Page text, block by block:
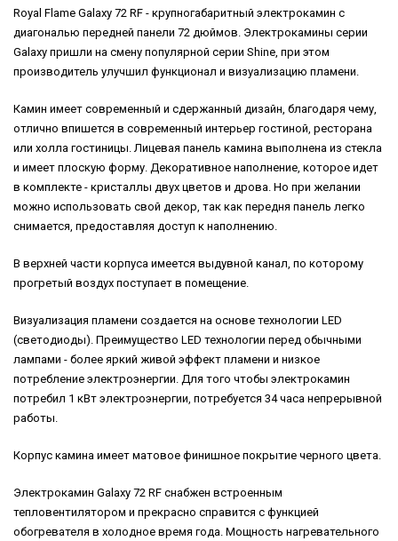
Royal Flame Galaxy 72 RF - крупногабаритный электрокамин с
диагональю передней панели 72 дюймов. Электрокамины серии
Galaxy пришли на смену популярной серии Shine, при этом
производитель улучшил функционал и визуализацию пламени.
Камин имеет современный и сдержанный дизайн, благодаря чему,
отлично впишется в современный интерьер гостиной, ресторана
или холла гостиницы. Лицевая панель камина выполнена из стекла
и имеет плоскую форму. Декоративное наполнение, которое идет
в комплекте - кристаллы двух цветов и дрова. Но при желании
можно использовать свой декор, так как передня панель легко
снимается, предоставляя доступ к наполнению.
В верхней части корпуса имеется выдувной канал, по которому
прогретый воздух поступает в помещение.
Визуализация пламени создается на основе технологии LED
(светодиоды). Преимущество LED технологии перед обычными
лампами - более яркий живой эффект пламени и низкое
потребление электроэнергии. Для того чтобы электрокамин
потребил 1 кВт электроэнергии, потребуется 34 часа непрерывной
работы.
Корпус камина имеет матовое финишное покрытие черного цвета.
Электрокамин Galaxy 72 RF снабжен встроенным
тепловентилятором и прекрасно справится с функцией
обогревателя в холодное время года. Мощность нагревательного